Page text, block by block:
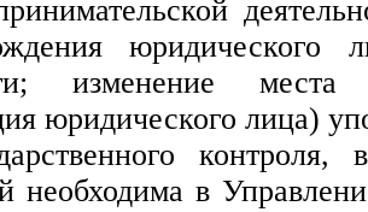
юридического
изменение места
юридического лица)
необходима в